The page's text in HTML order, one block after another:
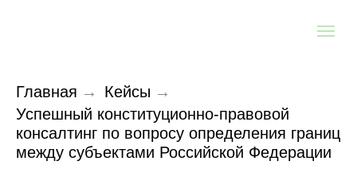
Главная → Кейсы →
Успешный конституционно-правовой
консалтинг по вопросу определения границ
между субъектами Российской Федерации